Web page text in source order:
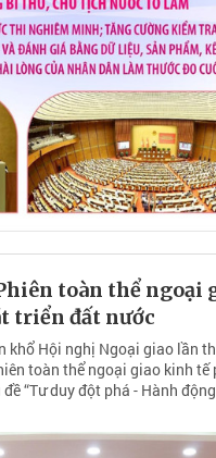
toàn thể ngoại
triển đất nước
khổ Hội nghị Ngoại giao lần
toàn thể ngoại giao kinh tế
“Tư duy đột phá - Hành